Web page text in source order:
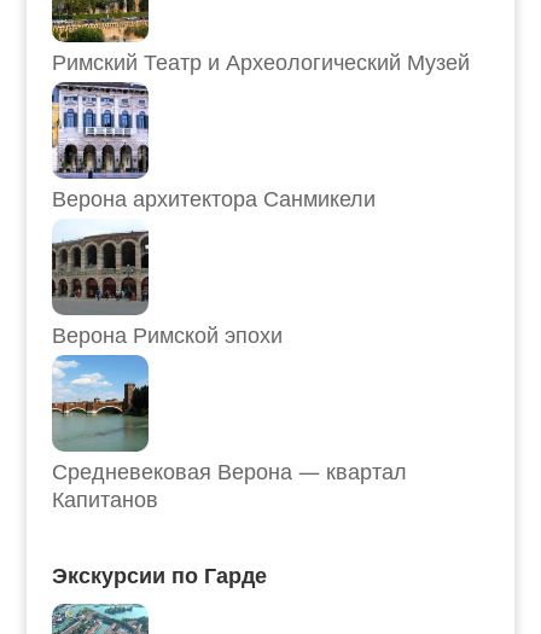
Римский Театр и Археологический Музей
Верона архитектора Санмикели
Верона Римской эпохи
Средневековая Верона — квартал
Капитанов
Экскурсии по Гарде